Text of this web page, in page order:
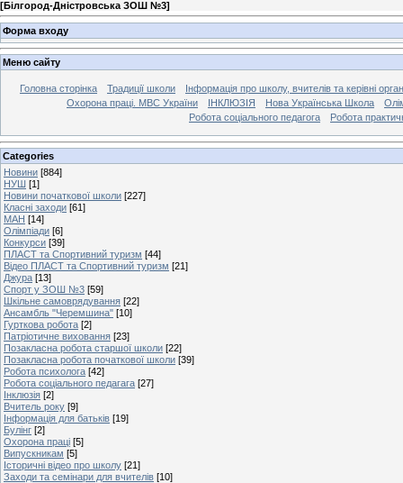
[Білгород-Дністровська ЗОШ №3]
Форма входу
Меню сайту
Головна сторінка Традиції школи
Інформація про школу, вчителів та керівні
Охорона праці. МВС України
ІНКЛЮЗІЯ Нова Українська Школа
Робота соціального педагога
Робота
Categories
Новини [884]
НУШ [1]
Новини початкової школи [227]
Класні заходи [61]
МАН [14]
Олімпіади [6]
Конкурси [39]
ПЛАСТ та Спортивний туризм [44]
Відео ПЛАСТ та Спортивний туризм [21]
Джура [13]
Спорт у ЗОШ №3 [59]
Шкільне самоврядування [22]
Ансамбль "Черемшина" [10]
Гурткова робота [2]
Патріотичне виховання [23]
Позакласна робота старшої школи [22]
Позакласна робота початкової школи [39]
Робота психолога [42]
Робота соціального педагага [27]
Інклюзія [2]
Вчитель року [9]
Інформація для батьків [19]
Булінг [2]
Охорона праці [5]
Випускникам [5]
Історичні відео про школу [21]
Заходи та семінари для вчителів [10]